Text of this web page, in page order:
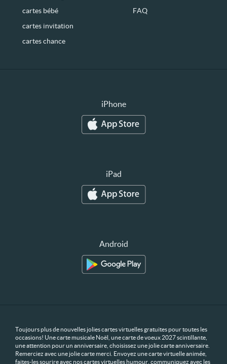
cartes bébé
cartes invitation
cartes chance
FAQ
iPhone
iPad
Android
Toujours plus de nouvelles jolies cartes virtuelles gratuites pour toutes les
occasions! Une carte musicale Noël, une carte de voeux 2027 scintillante,
une attention pour un anniversaire, choisissez une jolie carte anniversaire.
Remerciez avec une jolie carte merci. Envoyez une carte virtuelle animée,
faites-les sourire avec nos cartes virtuelles humour, communiquez avec les